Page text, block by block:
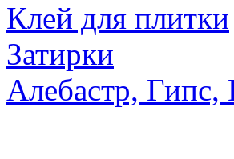
Клей для плитки
Затирки
Алебастр, Гипс,